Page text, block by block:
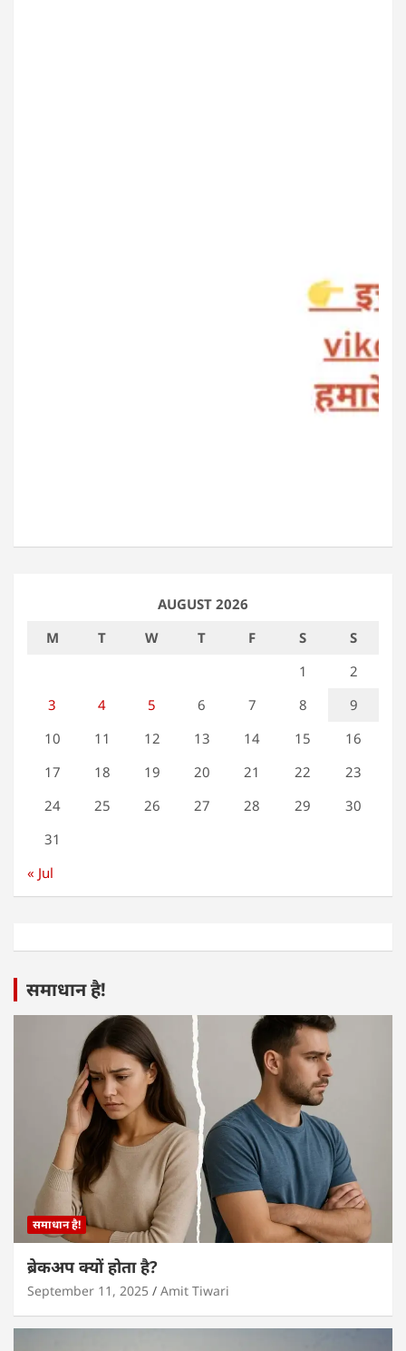
AUGUST 2026
M
T W T F S
S
1
2
3
4 5 6 7 8
9
10
11 12 13 14 15
16
17
18 19 20 21 22
23
24
25 26 27 28 29
30
31
« Jul
समाधान है!
समाधान है!
ब्रेकअप क्यों होता है?
September 11, 2025 Amit Tiwari